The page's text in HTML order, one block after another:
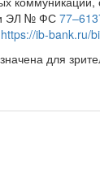
ЭЛ № ФС
https://ib-bank.ru/
для